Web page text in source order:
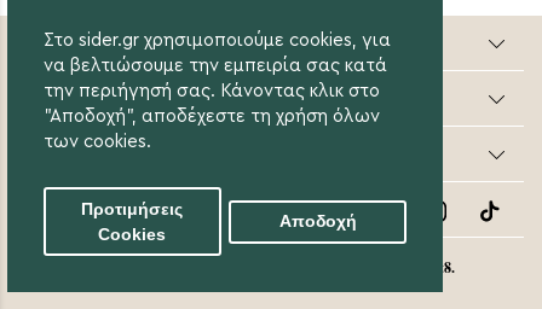
Στο sider.gr χρησιμοποιούμε cookies, για
να βελτιώσουμε την εμπειρία σας κατά
την περιήγησή σας. Κάνοντας κλικ στο
"Αποδοχή", αποδέχεστε τη χρήση όλων
των cookies.
Προτιμήσεις
Cookies
Αποδοχή
Sider valuable steps
Online Αγορές
Οι Αγορές μου
Follow Us
eight8.